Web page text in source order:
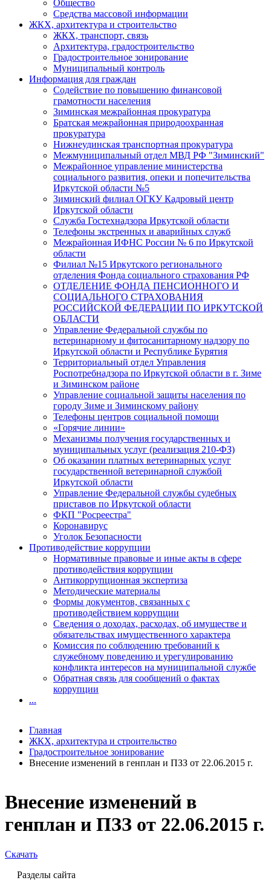
Внесение изменений в
генплан и ПЗЗ от 22.06.2015 г.
Скачать
Разделы сайта
Общество
Средства массовой информации
ЖКХ, архитектура и строительство
ЖКХ, транспорт, связь
Архитектура, градостроительство
Градостроительное зонирование
Муниципальный контроль
Информация для граждан
Содействие по повышению финансовой
грамотности населения
Зиминская межрайонная прокуратура
Братская межрайонная природоохранная
прокуратура
Нижнеудинская транспортная прокуратура
Межмуниципальный отдел МВД РФ "Зиминский"
Межрайонное управление министерства
социального развития, опеки и попечительства
Иркутской области №5
Зиминский филиал ОГКУ Кадровый центр
Иркутской области
Служба Гостехнадзора Иркутской области
Телефоны экстренных и аварийных служб
Межрайонная ИФНС России № 6 по Иркутской
области
Филиал №15 Иркутского регионального
отделения Фонда социального страхования РФ
ОТДЕЛЕНИЕ ФОНДА ПЕНСИОННОГО И
СОЦИАЛЬНОГО СТРАХОВАНИЯ
РОССИЙСКОЙ ФЕДЕРАЦИИ ПО ИРКУТСКОЙ
ОБЛАСТИ
Управление Федеральной службы по
ветеринарному и фитосанитарному надзору по
Иркутской области и Республике Бурятия
Территориальный отдел Управления
Роспотребнадзора по Иркутской области в г. Зиме
и Зиминском районе
Управление социальной защиты населения по
городу Зиме и Зиминскому району
Телефоны центров социальной помощи
«Горячие линии»
Механизмы получения государственных и
муниципальных услуг (реализация 210-ФЗ)
Об оказании платных ветеринарных услуг
государственной ветеринарной службой
Иркутской области
Управление Федеральной службы судебных
приставов по Иркутской области
ФКП "Росреестра"
Коронавирус
Уголок Безопасности
Противодействие коррупции
Нормативные правовые и иные акты в сфере
противодействия коррупции
Антикоррупционная экспертиза
Методические материалы
Формы документов, связанных с
противодействием коррупции
Сведения о доходах, расходах, об имуществе и
обязательствах имущественного характера
Комиссия по соблюдению требований к
служебному поведению и урегулированию
конфликта интересов на муниципальной службе
Обратная связь для сообщений о фактах
коррупции
...
Главная
ЖКХ, архитектура и строительство
Градостроительное зонирование
Внесение изменений в генплан и ПЗЗ от 22.06.2015 г.